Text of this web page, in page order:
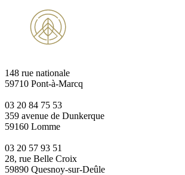
148 rue nationale
59710 Pont-à-Marcq
03 20 84 75 53
359 avenue de Dunkerque
59160 Lomme
03 20 57 93 51
28, rue Belle Croix
59890 Quesnoy-sur-Deûle